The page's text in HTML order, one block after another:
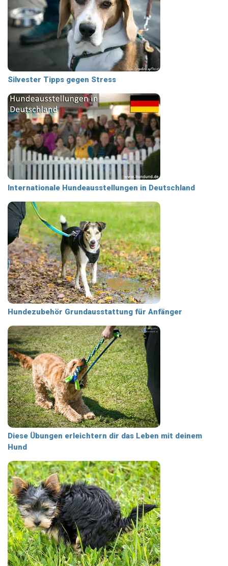
Silvester Tipps gegen Stress
Internationale Hundeausstellungen in Deutschland
Hundezubehör Grundausstattung für Anfänger
Diese Übungen erleichtern dir das Leben mit deinem
Hund